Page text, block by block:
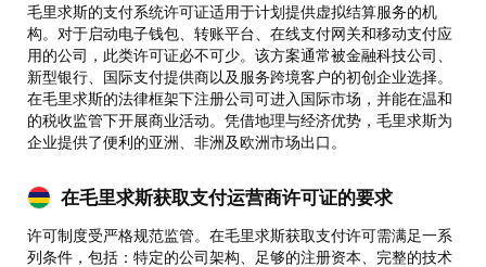
毛里求斯的支付系统许可证适用于计划提供虚拟结算服务的机
构。对于启动电子钱包、转账平台、在线支付网关和移动支付应
用的公司，此类许可证必不可少。该方案通常被金融科技公司、
新型银行、国际支付提供商以及服务跨境客户的初创企业选择。
在毛里求斯的法律框架下注册公司可进入国际市场，并能在温和
的税收监管下开展商业活动。凭借地理与经济优势，毛里求斯为
企业提供了便利的亚洲、非洲及欧洲市场出口。
在毛里求斯获取支付运营商许可证的要求
许可制度受严格规范监管。在毛里求斯获取支付许可需满足一系
列条件，包括：特定的公司架构、足够的注册资本、完整的技术